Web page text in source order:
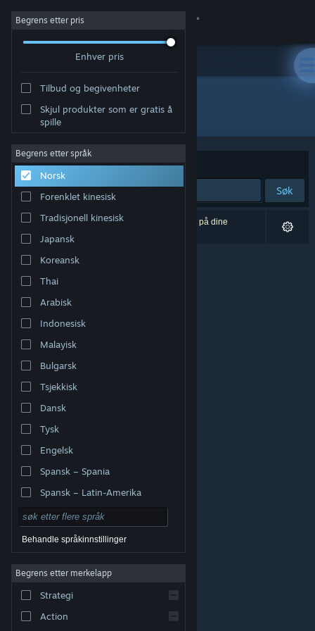
Logg inn
Om
Kundestøtte
Bytt språk
Skaff deg Steam-appen på mobil
Vis skrivebordsversjon
© Valve Corporation. Alle rettigheter reservert. Alle
Retningslinjer for personvern
Tilgjengelighet
|Steams abonnementsavtale
Refusjoner
Begrens etter pris
Enhver pris
Tilbud og begivenheter
Skjul produkter som er gratis å
spille
Begrens etter språk
Norsk
Forenklet kinesisk
Tradisjonell kinesisk
Japansk
Koreansk
Thai
Arabisk
Indonesisk
Malayisk
Bulgarsk
Tsjekkisk
Dansk
Tysk
Engelsk
Spansk – Spania
Spansk – Latin-Amerika
Behandle språkinnstillinger
Begrens etter merkelapp
Strategi
Action
Utvikler: Sperm Studios
Sorter etter Relevans
Søk
0 treff på søket. 1 produkt er blitt utelukket basert på dine
innstillinger.